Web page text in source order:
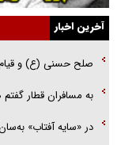
گفت‌وگو با خواهر یکی
اهل خدمت بی‌منت بود
آخرین اخبار
صلح حسنی (ع) و قیام
به مسافران قطار
در «سایه آفتاب»